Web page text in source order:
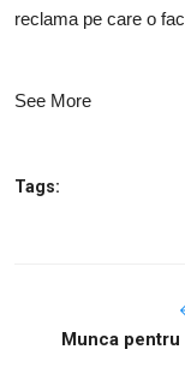
reclama pe care o
See More
Tags:
Munca